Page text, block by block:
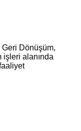
Geri Dönüşüm,
işleri alanında